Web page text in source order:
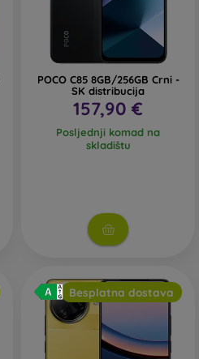
POCO C85 8GB/256GB Crni -
SK distribucija
157,90 €
Posljednji komad na
skladištu
Besplatna dostava